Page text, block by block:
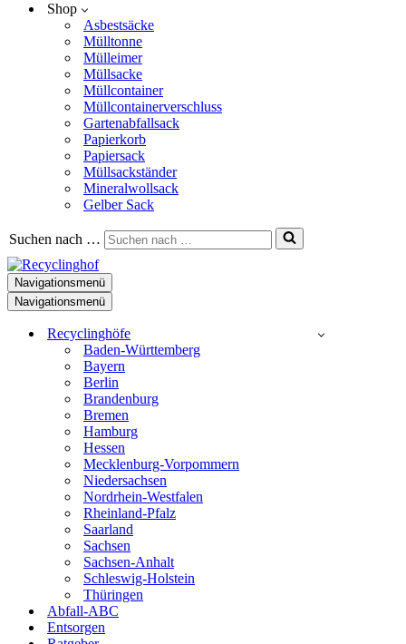
Shop
Asbestsäcke
Mülltonne
Mülleimer
Müllsacke
Müllcontainer
Müllcontainerverschluss
Gartenabfallsack
Papierkorb
Papiersack
Müllsackständer
Mineralwollsack
Gelber Sack
Suchen nach …
Navigationsmenü
Navigationsmenü
Recyclinghöfe
Baden-Württemberg
Bayern
Berlin
Brandenburg
Bremen
Hamburg
Hessen
Mecklenburg-Vorpommern
Niedersachsen
Nordrhein-Westfalen
Rheinland-Pfalz
Saarland
Sachsen
Sachsen-Anhalt
Schleswig-Holstein
Thüringen
Abfall-ABC
Entsorgen